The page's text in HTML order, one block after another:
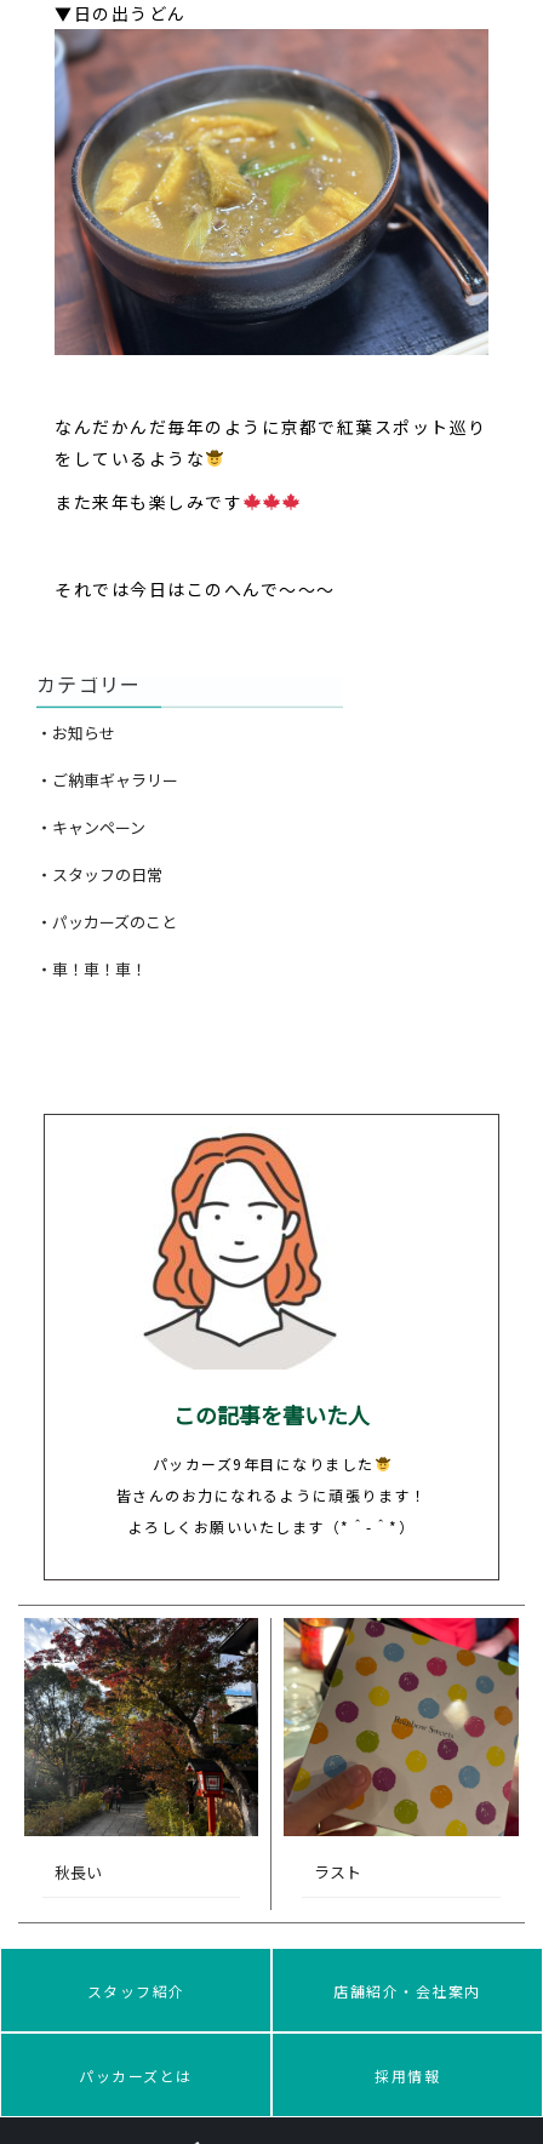
▼日の出うどん
なんだかんだ毎年のように京都で紅葉スポット巡り
をしているような
また来年も楽しみです
それでは今日はこのへんで～～～
カテゴリー
・お知らせ
・ご納車ギャラリー
・キャンペーン
・スタッフの日常
・パッカーズのこと
・車！車！車！
この記事を書いた人
パッカーズ9年目になりました
皆さんのお力になれるように頑張ります！
よろしくお願いいたします（*＾-＾*）
秋長い ラスト
スタッフ紹介 店舗紹介・会社案内
パッカーズとは 採用情報